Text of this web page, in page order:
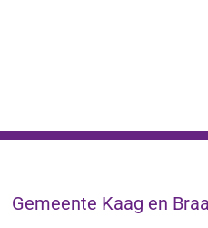
Gemeente Kaag en